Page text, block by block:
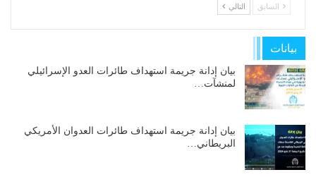
السابق التالي
بيانات
بيان إدانة جريمة استهداف طائرات العدو الإسرائيلي
لمنشآت…
بيان إدانة جريمة استهداف طائرات العدوان الأمريكي
البريطاني…